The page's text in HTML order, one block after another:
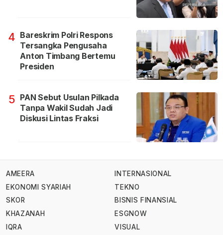
4 Bareskrim Polri Respons
Tersangka Pengusaha
Anton Timbang Bertemu
Presiden
5 PAN Sebut Usulan Pilkada
Tanpa Wakil Sudah Jadi
Diskusi Lintas Fraksi
AMEERA
EKONOMI SYARIAH
SKOR
KHAZANAH
IQRA
INTERNASIONAL
TEKNO
BISNIS FINANSIAL
ESGNOW
VISUAL